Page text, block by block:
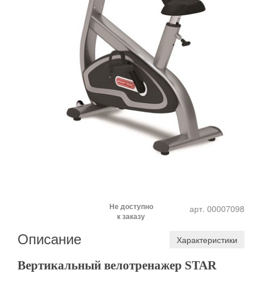
арт. 00007098
Не доступно
к заказу
Описание Характеристики
Вертикальный велотренажер STAR